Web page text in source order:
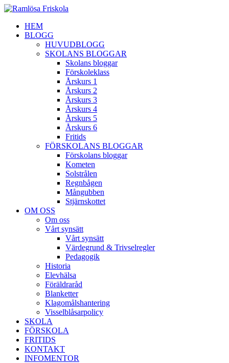
HEM
BLOGG
HUVUDBLOGG
SKOLANS BLOGGAR
Skolans bloggar
Förskoleklass
Årskurs 1
Årskurs 2
Årskurs 3
Årskurs 4
Årskurs 5
Årskurs 6
Fritids
FÖRSKOLANS BLOGGAR
Förskolans bloggar
Kometen
Solstrålen
Regnbågen
Mångubben
Stjärnskottet
OM OSS
Om oss
Vårt synsätt
Vårt synsätt
Värdegrund & Trivselregler
Pedagogik
Historia
Elevhälsa
Föräldraråd
Blanketter
Klagomålshantering
Visselblåsarpolicy
SKOLA
FÖRSKOLA
FRITIDS
KONTAKT
INFOMENTOR